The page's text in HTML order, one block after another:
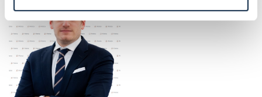
un'opinione. La cassa è un fatto", "In Dare o in Avere?",
"L'altro modo di redigere il business plan", "Quanto e
quale debito?", "Un Forno e una Torta - L'analisi di bilancio
nella logica gestionale" e "Finanza aziendale takeaways".
È Direttore scientifico dell'area Corporate Finance e
Banking di inFinance.